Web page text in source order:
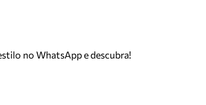
no WhatsApp e descubra!